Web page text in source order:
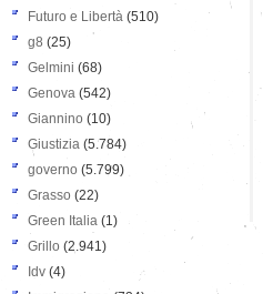
Futuro e Libertà (510)
g8 (25)
Gelmini (68)
Genova (542)
Giannino (10)
Giustizia (5.784)
governo (5.799)
Grasso (22)
Green Italia (1)
Grillo (2.941)
Idv (4)